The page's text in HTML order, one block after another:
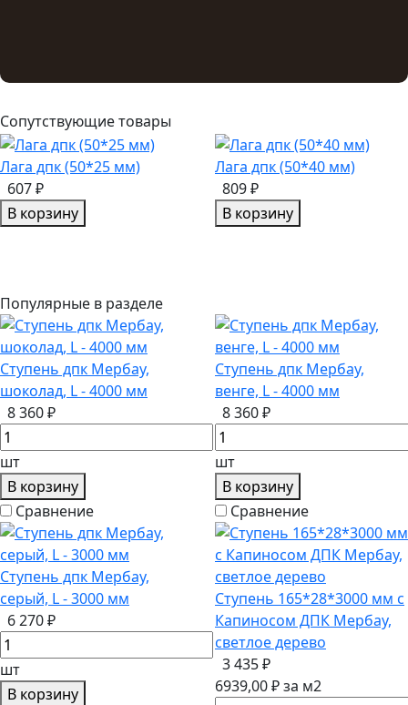
Сопутствующие товары
Лага дпк (50*25 мм)
607 ₽
В корзину
Лага дпк (50*40 мм)
809 ₽
В корзину
Популярные в разделе
Ступень дпк Мербау,
шоколад, L - 4000 мм
8 360 ₽
шт
В корзину
Сравнение
Ступень дпк Мербау,
венге, L - 4000 мм
8 360 ₽
шт
В корзину
Сравнение
Ступень дпк Мербау,
серый, L - 3000 мм
6 270 ₽
шт
В корзину
Ступень 165*28*3000 мм с
Капиносом ДПК Мербау,
светлое дерево
3 435 ₽
6939,00 ₽ за м2